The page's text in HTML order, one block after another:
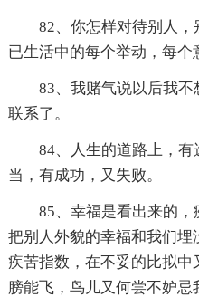
82、你怎样对待别人
已生活中的每个举动，每个
83、我赌气说以后我
联系了。
84、人生的道路上，
当，有成功，又失败。
85、幸福是看出来的
把别人外貌的幸福和我们
疾苦指数，在不妥的比拟中
膀能飞，鸟儿又何尝不妒忌